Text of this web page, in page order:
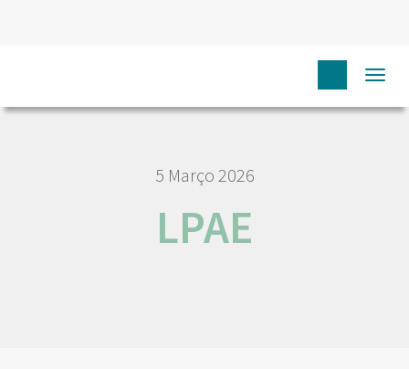
5 Março 2026
LPAE